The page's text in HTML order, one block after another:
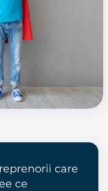
care
ce